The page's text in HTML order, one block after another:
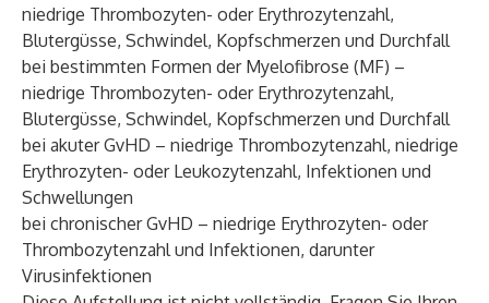
niedrige Thrombozyten- oder Erythrozytenzahl,
Blutergüsse, Schwindel, Kopfschmerzen und Durchfall
bei bestimmten Formen der Myelofibrose (MF) –
niedrige Thrombozyten- oder Erythrozytenzahl,
Blutergüsse, Schwindel, Kopfschmerzen und Durchfall
bei akuter GvHD – niedrige Thrombozytenzahl, niedrige
Erythrozyten- oder Leukozytenzahl, Infektionen und
Schwellungen
bei chronischer GvHD – niedrige Erythrozyten- oder
Thrombozytenzahl und Infektionen, darunter
Virusinfektionen